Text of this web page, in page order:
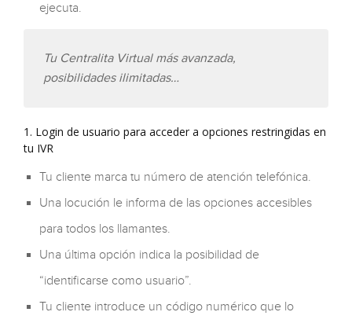
ejecuta.
Tu Centralita Virtual más avanzada,
posibilidades ilimitadas…
1. Login de usuario para acceder a opciones restringidas en
tu IVR
Tu cliente marca tu número de atención telefónica.
Una locución le informa de las opciones accesibles
para todos los llamantes.
Una última opción indica la posibilidad de
“identificarse como usuario”.
Tu cliente introduce un código numérico que lo